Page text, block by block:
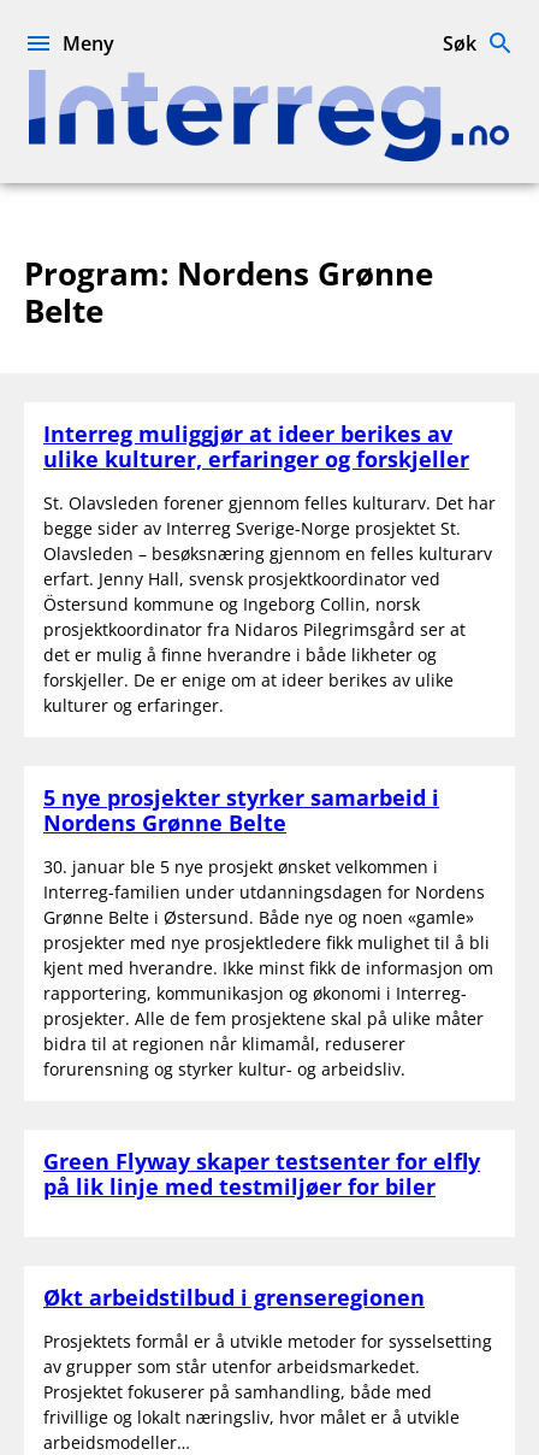
Interreg.no
Meny Søk
Program: Nordens Grønne
Belte
Interreg muliggjør at ideer berikes av
ulike kulturer, erfaringer og forskjeller
St. Olavsleden forener gjennom felles kulturarv. Det har
begge sider av Interreg Sverige-Norge prosjektet St.
Olavsleden – besøksnæring gjennom en felles kulturarv
erfart. Jenny Hall, svensk prosjektkoordinator ved
Östersund kommune og Ingeborg Collin, norsk
prosjektkoordinator fra Nidaros Pilegrimsgård ser at
det er mulig å finne hverandre i både likheter og
forskjeller. De er enige om at ideer berikes av ulike
kulturer og erfaringer.
5 nye prosjekter styrker samarbeid i
Nordens Grønne Belte
30. januar ble 5 nye prosjekt ønsket velkommen i
Interreg-familien under utdanningsdagen for Nordens
Grønne Belte i Østersund. Både nye og noen «gamle»
prosjekter med nye prosjektledere fikk mulighet til å bli
kjent med hverandre. Ikke minst fikk de informasjon om
rapportering, kommunikasjon og økonomi i Interreg-
prosjekter. Alle de fem prosjektene skal på ulike måter
bidra til at regionen når klimamål, reduserer
forurensning og styrker kultur- og arbeidsliv.
Green Flyway skaper testsenter for elfly
på lik linje med testmiljøer for biler
Økt arbeidstilbud i grenseregionen
Prosjektets formål er å utvikle metoder for sysselsetting
av grupper som står utenfor arbeidsmarkedet.
Prosjektet fokuserer på samhandling, både med
frivillige og lokalt næringsliv, hvor målet er å utvikle
arbeidsmodeller…